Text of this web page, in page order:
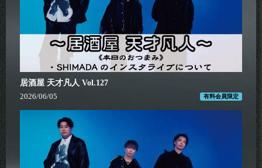
居酒屋 天才凡人 Vol.127
2026/06/05
有料会員限定